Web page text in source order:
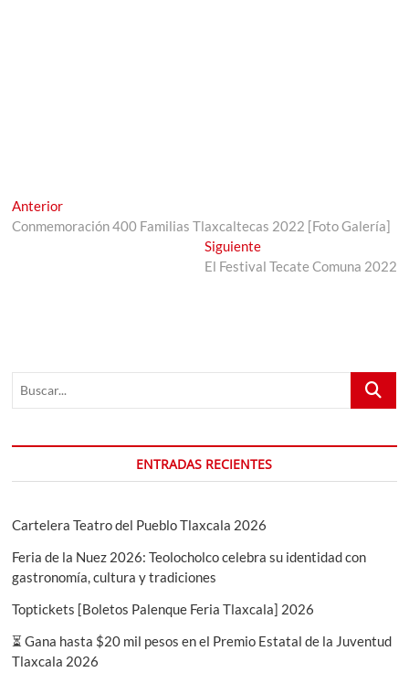
Navegación
de
AnteriorEntrada
anterior:
Conmemoración 400 Familias Tlaxcaltecas 2022 [Foto Galería]
SiguienteEntrada
siguiente:
El Festival Tecate Comuna 2022
Buscar...
ENTRADAS RECIENTES
Cartelera Teatro del Pueblo Tlaxcala 2026
Feria de la Nuez 2026: Teolocholco celebra su identidad con
gastronomía, cultura y tradiciones
Toptickets [Boletos Palenque Feria Tlaxcala] 2026
⏳ Gana hasta $20 mil pesos en el Premio Estatal de la Juventud
Tlaxcala 2026